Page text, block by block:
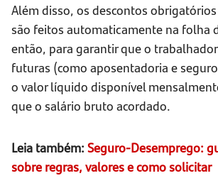
Além disso, os descontos obrigatórios
são feitos automaticamente na folha
então, para garantir que o
futuras (como aposentadoria e
o valor líquido disponível
que o salário bruto acordado.
Leia também: Seguro-Desemprego:
sobre regras, valores e como solicitar